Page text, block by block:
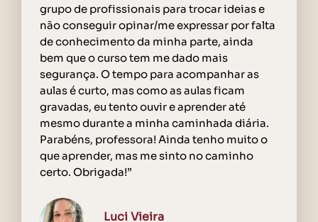
grupo de profissionais para trocar ideias e
não conseguir opinar/me expressar por falta
de conhecimento da minha parte, ainda
bem que o curso tem me dado mais
segurança. O tempo para acompanhar as
aulas é curto, mas como as aulas ficam
gravadas, eu tento ouvir e aprender até
mesmo durante a minha caminhada diária.
Parabéns, professora! Ainda tenho muito o
que aprender, mas me sinto no caminho
certo. Obrigada!”
Luci Vieira